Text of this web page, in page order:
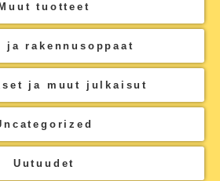
Muut tuotteet
ja rakennusoppaat
ja muut julkaisut
Uutuudet